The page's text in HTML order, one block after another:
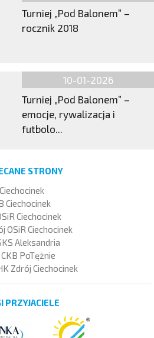
Turniej „Pod Balonem” –
rocznik 2018
10-01-2026
Turniej „Pod Balonem” –
emocje, rywalizacja i
futbolo...
STRONY
Ciechocinek
Ciechocinek
Ciechocinek
OSiR Ciechocinek
Aleksandria
PoTężnie
Zdrój Ciechocinek
PRZYJACIELE